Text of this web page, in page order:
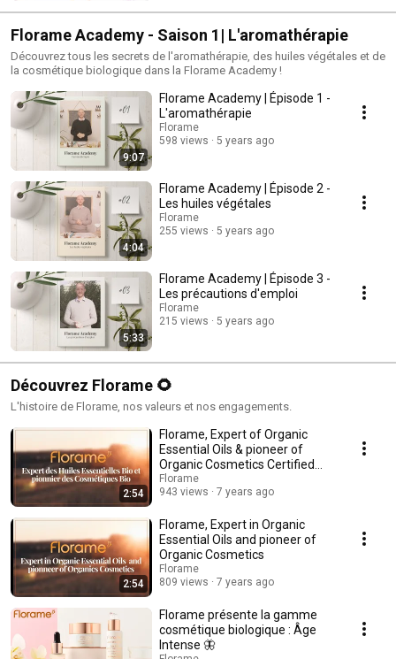
Florame Academy - Saison 1| L'aromathérapie
Découvrez tous les secrets de l'aromathérapie, des huiles végétales et de
la cosmétique biologique dans la Florame Academy !
9:07
Florame Academy | Épisode 1 -
L'aromathérapie
Florame
598 views
5 years ago
4:04
Florame Academy | Épisode 2 -
Les huiles végétales
Florame
255 views
5 years ago
5:33
Florame Academy | Épisode 3 -
Les précautions d'emploi
Florame
215 views
5 years ago
Découvrez Florame 🌻
L'histoire de Florame, nos valeurs et nos engagements.
2:54
Florame, Expert of Organic
Essential Oils & pioneer of
Organic Cosmetics Certified
and Products
Florame
943 views
7 years ago
2:54
Florame, Expert in Organic
Essential Oils and pioneer of
Organic Cosmetics
Florame
809 views
7 years ago
Florame présente la gamme
cosmétique biologique : Âge
Intense 🦋